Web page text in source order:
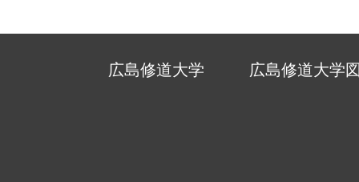
広島修道大学 広島修道大学